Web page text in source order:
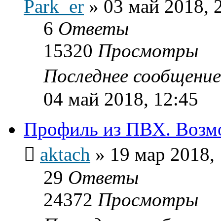
Park_er » 03 май 2018,
6 Ответы
15320 Просмотры
Последнее
04 май 2018, 12:45
Профиль из ПВХ.
aktach » 19 мар 2018,
29 Ответы
24372 Просмотры